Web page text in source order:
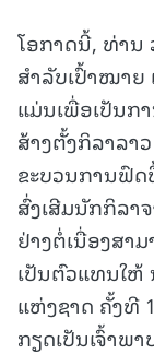
ໂອກາດນີ້, ທ່ານ
ສຳລັບເປົ້າໝາຍ
ແມ່ນເພື່ອເປັນກ
ສ້າງຕັ້ງກິລາລາ
ຂະບວນການຟົ
ສົ່ງເສີມນັກກິລາ
ຢ່າງຕໍ່ເນື່ອງສາ
ເປັນຕົວແທນໃຫ້
ແຫ່ງຊາດ ຄັ້ງທີ
ກຽດເປັນເຈົ້າພາ